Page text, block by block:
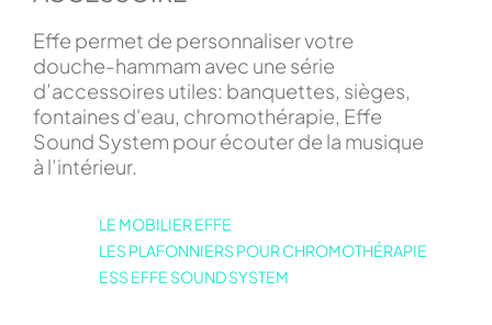
Effe permet de personnaliser votre
douche-hammam avec une série
d’accessoires utiles: banquettes, sièges,
fontaines d'eau, chromothérapie, Effe
Sound System pour écouter de la musique
à l’intérieur.
LE MOBILIER EFFE
LES PLAFONNIERS POUR CHROMOTHÉRAPIE
ESS EFFE SOUND SYSTEM